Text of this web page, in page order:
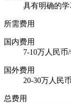
具有明确的
所需费用
国内费用
7-10万人民币/
国外费用
20-30万人民币
总费用